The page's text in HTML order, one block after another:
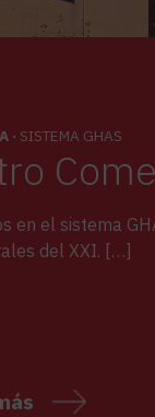
· SISTEMA GHAS
en el sistema
del XXI. […]